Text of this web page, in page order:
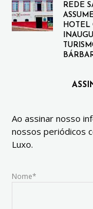
REDE
HOTEL
Ao assinar nosso
nossos periódicos
Luxo.
Nome*